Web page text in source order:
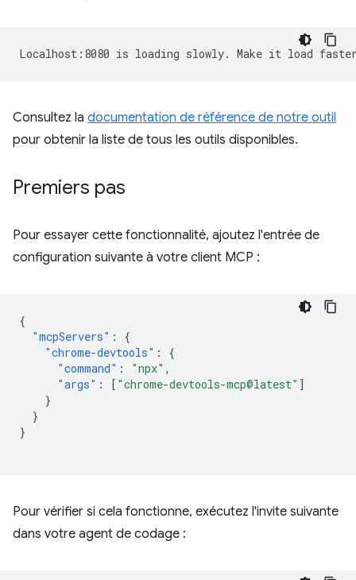
Consultez la documentation de référence de notre outil
pour obtenir la liste de tous les outils disponibles.
Premiers pas
Pour essayer cette fonctionnalité, ajoutez l'entrée de
configuration suivante à votre client MCP :
{
"mcpServers" :
{
"chrome-devtools" :
{
"command" : "npx" ,
"args" : [ "chrome-devtools-mcp@latest" ]
}
}
}
Pour vérifier si cela fonctionne, exécutez l'invite suivante
dans votre agent de codage :